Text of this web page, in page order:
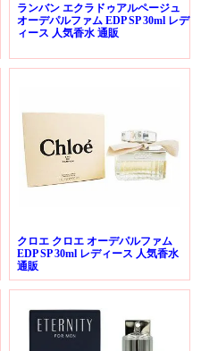
ランバン エクラドゥアルページュ
オーデパルファム EDP SP 30ml レデ
ィース 人気香水 通販
クロエ クロエ オーデパルファム
EDP SP 30ml レディース 人気香水
通販